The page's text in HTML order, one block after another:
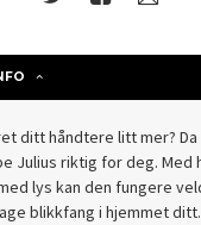
ditt håndtere litt mer?
Julius riktig for deg. Med
lys kan den fungere
blikkfang i hjemmet ditt.